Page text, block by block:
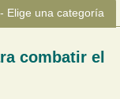
combatir el